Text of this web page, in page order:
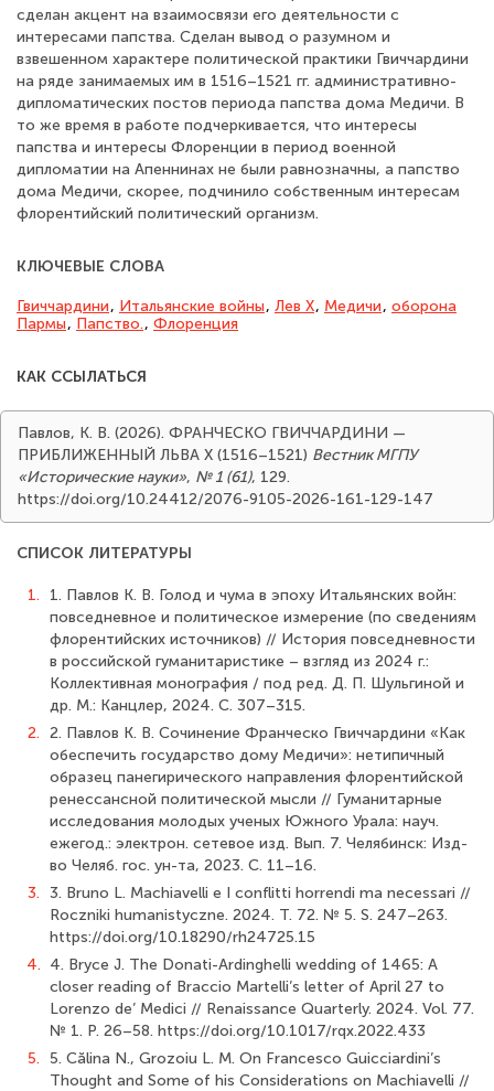
сделан акцент на взаимосвязи его деятельности с
интересами папства. Сделан вывод о разумном и
взвешенном характере политической практики Гвиччардини
на ряде занимаемых им в 1516–1521 гг. административно-
дипломатических постов периода папства дома Медичи. В
то же время в работе подчеркивается, что интересы
папства и интересы Флоренции в период военной
дипломатии на Апеннинах не были равнозначны, а папство
дома Медичи, скорее, подчинило собственным интересам
флорентийский политический организм.
КЛЮЧЕВЫЕ СЛОВА
Гвиччардини, Итальянские войны, Лев X, Медичи, оборона
Пармы, Папство., Флоренция
КАК ССЫЛАТЬСЯ
Павлов, К. В. (2026). ФРАНЧЕСКО ГВИЧЧАРДИНИ —
ПРИБЛИЖЕННЫЙ ЛЬВА X (1516–1521) Вестник МГПУ
«Исторические науки», № 1 (61), 129.
https://doi.org/10.24412/2076-9105-2026-161-129-147
СПИСОК ЛИТЕРАТУРЫ
1.
1. Павлов К. В. Голод и чума в эпоху Итальянских войн:
повседневное и политическое измерение (по сведениям
флорентийских источников) // История повседневности
в российской гуманитаристике – взгляд из 2024 г.:
Коллективная монография / под ред. Д. П. Шульгиной и
др. М.: Канцлер, 2024. С. 307–315.
2. 2. Павлов К. В. Сочинение Франческо Гвиччардини «Как
обеспечить государство дому Медичи»: нетипичный
образец панегирического направления флорентийской
ренессансной политической мысли // Гуманитарные
исследования молодых ученых Южного Урала: науч.
ежегод.: электрон. сетевое изд. Вып. 7. Челябинск: Изд-
во Челяб. гос. ун-та, 2023. С. 11–16.
3. 3. Bruno L. Machiavelli e I conflitti horrendi ma necessari //
Roczniki humanistyczne. 2024. T. 72. № 5. S. 247–263.
https://doi.org/10.18290/rh24725.15
4. 4. Bryce J. The Donati-Ardinghelli wedding of 1465: A
closer reading of Braccio Martelli’s letter of April 27 to
Lorenzo de’ Medici // Renaissance Quarterly. 2024. Vol. 77.
№ 1. P. 26–58. https://doi.org/10.1017/rqx.2022.433
5. 5. Călina N., Grozoiu L. M. On Francesco Guicciardini’s
Thought and Some of his Considerations on Machiavelli //